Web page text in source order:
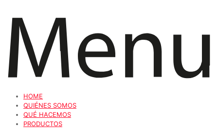
HOME
QUIÉNES SOMOS
QUÉ HACEMOS
PRODUCTOS